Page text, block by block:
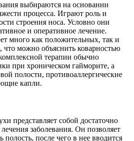
выбираются на основании
процесса. Играют роль и
строения носа. Условно они
и оперативное лечение.
много как положительных, так и
что можно объяснить коварностью
терапии обычно
при хроническом гайморите, а
полости, противоаллергические
капли.
представляет собой достаточно
заболевания. Он позволяет
полость, после чего в нее вводится